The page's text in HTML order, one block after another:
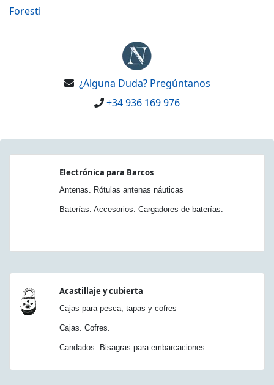
Foresti
¿Alguna Duda? Pregúntanos
+34 936 169 976
Electrónica para Barcos
Antenas. Rótulas antenas náuticas
Baterías. Accesorios. Cargadores de baterías.
Acastillaje y cubierta
Cajas para pesca, tapas y cofres
Cajas. Cofres.
Candados. Bisagras para embarcaciones